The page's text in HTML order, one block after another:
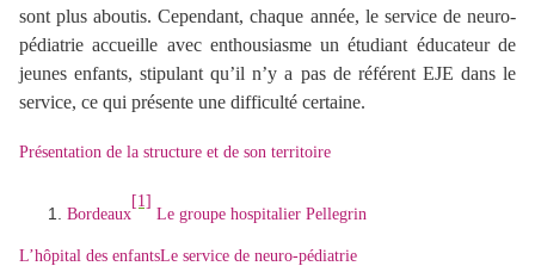
sont plus aboutis. Cependant, chaque année, le service de neuro-
pédiatrie accueille avec enthousiasme un étudiant éducateur de
jeunes enfants, stipulant qu’il n’y a pas de référent EJE dans le
service, ce qui présente une difficulté certaine.
Présentation de la structure et de son territoire
Bordeaux
[1]
Le groupe hospitalier Pellegrin
L’hôpital des enfantsLe service de neuro-pédiatrie